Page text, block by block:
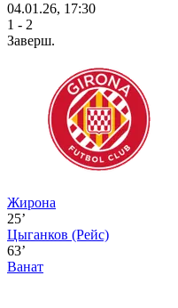
04.01.26, 17:30
1 - 2
Заверш.
Жирона
25’
Цыганков (Рейс)
63’
Ванат